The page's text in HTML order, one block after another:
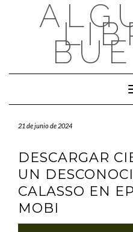
21 de junio de 2024
DESCARGAR
UN
CALASSO EN
MOBI